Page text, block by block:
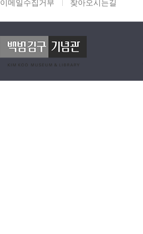
이메일수집거부 찾아오시는길